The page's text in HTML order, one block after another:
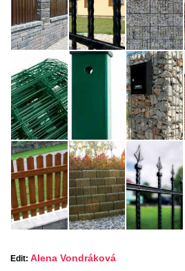
Edit: Alena Vondráková